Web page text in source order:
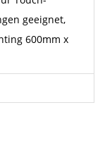
geeignet,
600mm x